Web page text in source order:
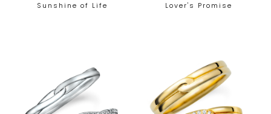
Sunshine of Life Lover's Promise